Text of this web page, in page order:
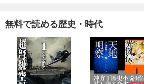
無料で読める歴史・時代